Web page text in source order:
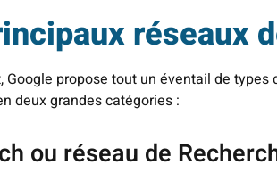
réseaux
Google propose tout un éventail de
deux grandes catégories :
ou réseau de